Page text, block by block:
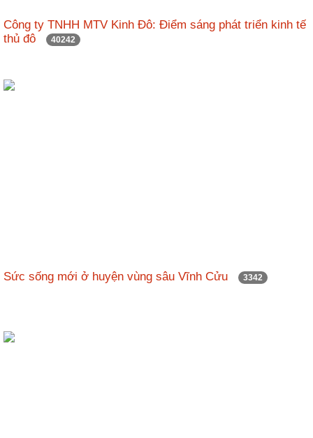
Công ty TNHH MTV Kinh Đô: Điểm sáng phát triển kinh tế
thủ đô
40242
Sức sống mới ở huyện vùng sâu Vĩnh Cửu 3342